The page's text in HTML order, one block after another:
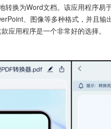
换为Word文档。该应用程序易
、图像等多种格式，并且输
应用程序是一个非常好的选择。